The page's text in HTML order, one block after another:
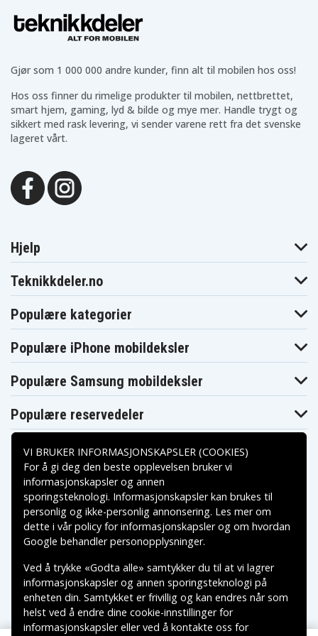
Gjør som 1 000 000 andre kunder, finn alt til mobilen hos oss!
Hos oss finner du rimelige produkter til mobilen, nettbrettet,
smart hjem, gaming, lyd & bilde og mye mer. Handle trygt og
sikkert med rask levering, vi sender varene rett fra det svenske
lageret vårt.
Hjelp
Teknikkdeler.no
Populære kategorier
Populære iPhone mobildeksler
Populære Samsung mobildeksler
Populære reservedeler
Betalingsalternativer
Leveringsalternativer
VI BRUKER INFORMASJONSKAPSLER (COOKIES)
For å gi deg den beste opplevelsen bruker vi
informasjonskapsler og annen
sporingsteknologi. Informasjonskapsler kan brukes til
personlig og ikke-personlig annonsering. Les mer om
dette i vårpolicy for informasjonskapslerog om hvordan
Google behandler personopplysninger.
Ved å trykke «Godta alle» samtykker du til at vi lagrer
informasjonskapsler og annen sporingsteknologi på
enheten din. Samtykket er frivillig og kan endres når som
helst ved å endre dine cookie-innstillinger for
informasjonskapsler eller ved å kontakte oss for